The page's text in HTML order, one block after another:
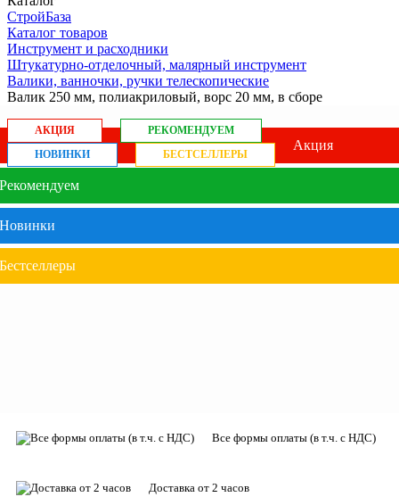
СтройБаза
Каталог товаров
Инструмент и расходники
Штукатурно-отделочный, малярный инструмент
Валики, ванночки, ручки телескопические
Валик 250 мм, полиакриловый, ворс 20 мм, в сборе
АКЦИЯ
РЕКОМЕНДУЕМ
НОВИНКИ
БЕСТСЕЛЛЕРЫ
Акция
Рекомендуем
Новинки
Бестселлеры
Все формы оплаты (в т.ч. с НДС)
Доставка от 2 часов